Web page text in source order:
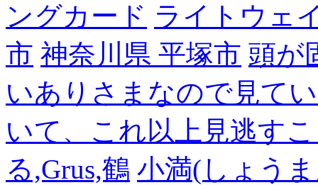
ングカード ライトウェ
市 神奈川県 平塚市 頭が
いありさまなので見て
いて、これ以上見逃す
る,Grus,鶴 小満(しょう